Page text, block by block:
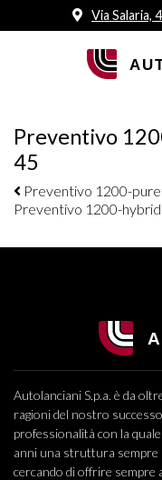
Via Salaria,
Preventivo
45
Navigazione
Preventivo 1200-
Preventivo 1200-
Autolanciani S.p.a. è da
ragioni del nostro
professionalità con la
anni una struttura sempre
cercando di offrire sempre